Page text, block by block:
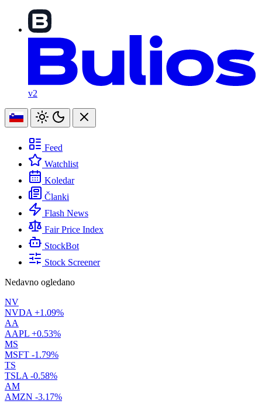
v2
Feed
Watchlist
Koledar
Članki
Flash News
Fair Price Index
StockBot
Stock Screener
Nedavno ogledano
NV
NVDA +1.09%
AA
AAPL +0.53%
MS
MSFT -1.79%
TS
TSLA -0.58%
AM
AMZN -3.17%